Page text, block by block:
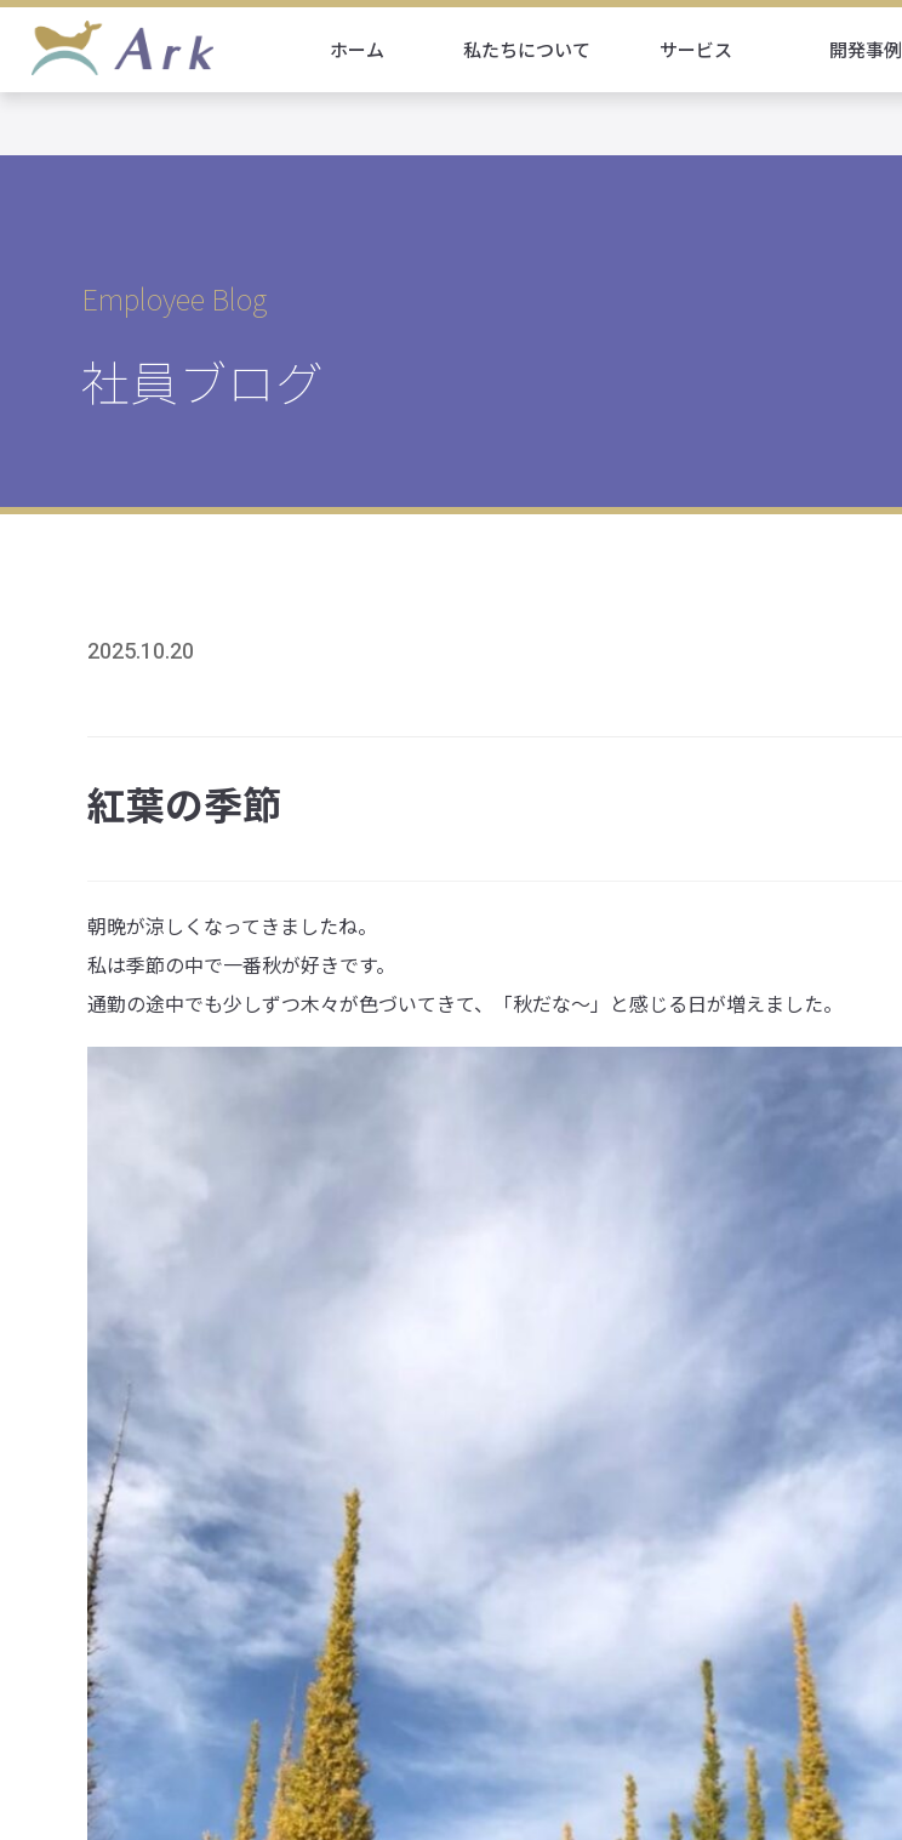
ホーム 私たちについて サービス 開発事例
Employee Blog
社員ブログ
2025.10.20
紅葉の季節
朝晩が涼しくなってきましたね。
私は季節の中で一番秋が好きです。
通勤の途中でも少しずつ木々が色づいてきて、「秋だな～」と感じる日が増えました。